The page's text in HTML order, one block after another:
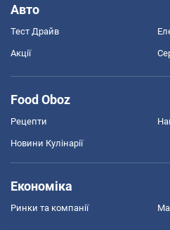
Авто
Тест Драйв
Акції
Food Oboz
Рецепти
Новини Кулінарії
Економіка
Ринки та компанії